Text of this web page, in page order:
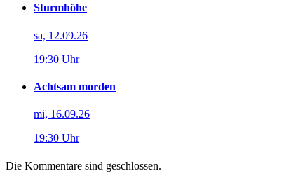
Sturmhöhe
sa, 12.09.26
19:30 Uhr
Achtsam morden
mi, 16.09.26
19:30 Uhr
Die Kommentare sind geschlossen.